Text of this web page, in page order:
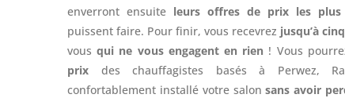
enverront ensuite leurs offres de prix les plus
puissent faire. Pour finir, vous recevrez jusqu’à
vousqui ne vous engagent en rien ! Vous
prixdes chauffagistes basés à Perwez,
confortablement installé votre salonsans avoir